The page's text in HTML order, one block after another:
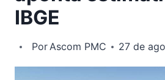
IBGE
PorAscom PMC 27 de